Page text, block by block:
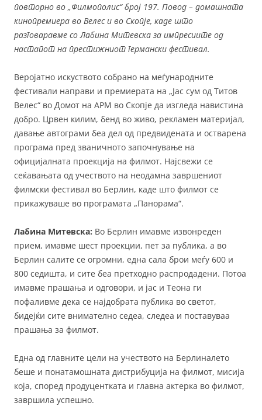
повторно во „Филмополис“ број 197. Повод – домашната
кинопремиера во Велес и во Скопје, каде што
разговаравме со Лабина Митевска за импресиите од
настапот на престижниот германски фестивал.
Веројатно искуството собрано на меѓународните
фестивали направи и премиерата на „Јас сум од Титов
Велес“ во Домот на АРМ во Скопје да изгледа навистина
добро. Црвен килим, бенд во живо, рекламен материјал,
давање автограми беа дел од предвидената и остварена
програма пред званичното започнување на
официјалната проекција на филмот. Најсвежи се
сеќавањата од учеството на неодамна завршениот
филмски фестивал во Берлин, каде што филмот се
прикажуваше во програмата „Панорама“.
Лабина Митевска: Во Берлин имавме извонреден
прием, имавме шест проекции, пет за публика, а во
Берлин салите се огромни, една сала брои меѓу 600 и
800 седишта, и сите беа претходно распродадени. Потоа
имавме прашања и одговори, и јас и Теона ги
пофаливме дека се најдобрата публика во светот,
бидејќи сите внимателно седеа, следеа и поставуваа
прашања за филмот.
Една од главните цели на учеството на Берлиналето
беше и понатамошната дистрибуција на филмот, мисија
која, според продуцентката и главна актерка во филмот,
завршила успешно.